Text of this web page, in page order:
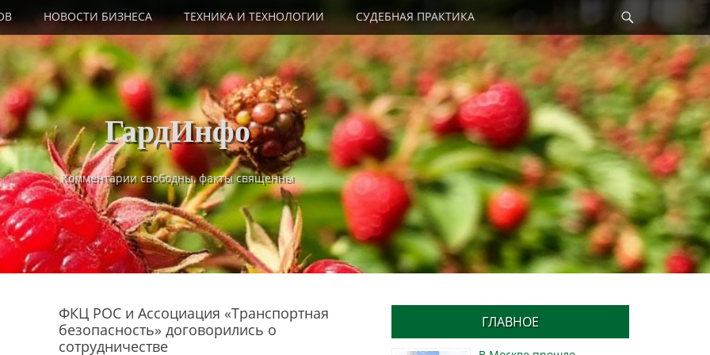
НОВОСТИ БИЗНЕСА ТЕХНИКА И ТЕХНОЛОГИИ СУДЕБНАЯ ПРАКТИКА
ГардИнфо
Комментарии свободны, факты священны
ФКЦ РОС и Ассоциация «Транспортная
безопасность» договорились о
сотрудничестве
ГЛАВНОЕ